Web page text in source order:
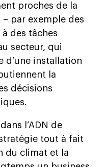
proches de la
par exemple des
des tâches
secteur, qui
d’une installation
la
décisions
l’ADN de
tout à fait
du climat et la